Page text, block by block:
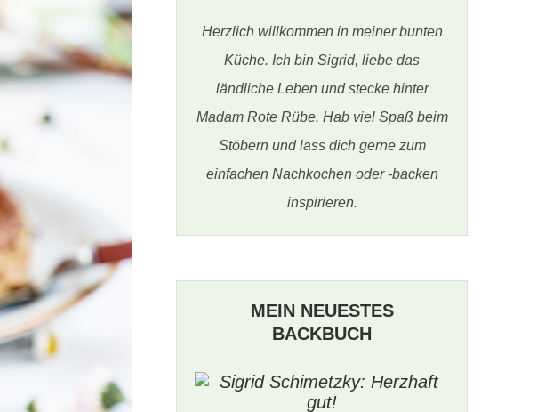
Herzlich willkommen in meiner bunten
Küche. Ich bin Sigrid, liebe das
ländliche Leben und stecke hinter
Madam Rote Rübe. Hab viel Spaß beim
Stöbern und lass dich gerne zum
einfachen Nachkochen oder -backen
inspirieren.
MEIN NEUESTES
BACKBUCH